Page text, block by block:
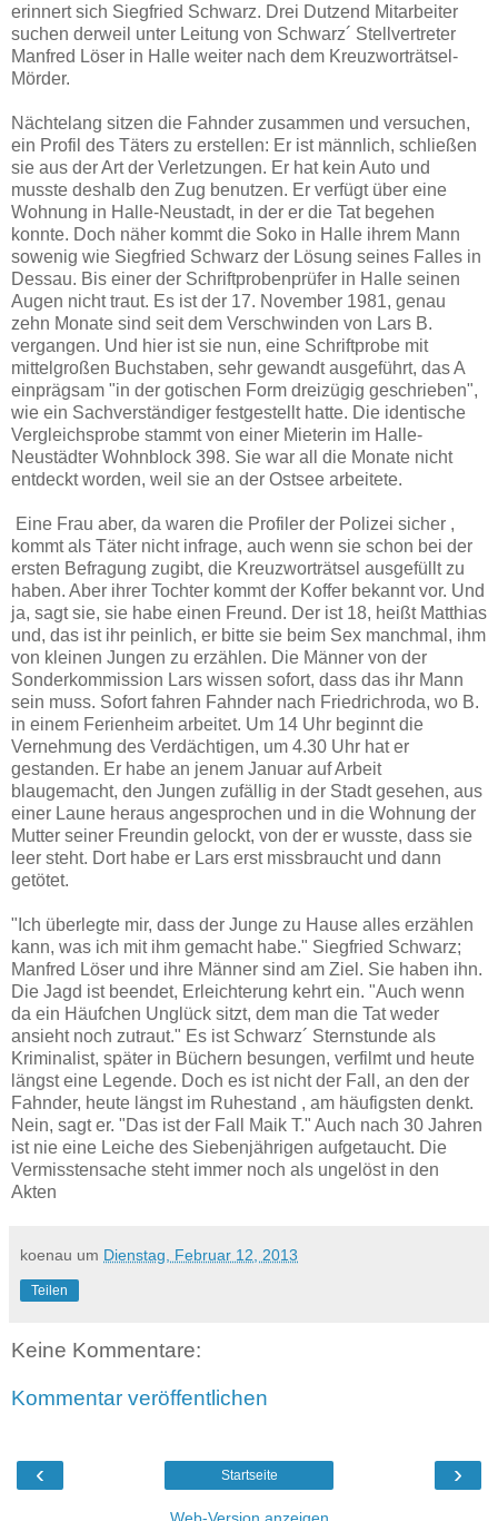
erinnert sich Siegfried Schwarz. Drei Dutzend Mitarbeiter
suchen derweil unter Leitung von Schwarz´ Stellvertreter
Manfred Löser in Halle weiter nach dem Kreuzworträtsel-
Mörder.
Nächtelang sitzen die Fahnder zusammen und versuchen,
ein Profil des Täters zu erstellen: Er ist männlich, schließen
sie aus der Art der Verletzungen. Er hat kein Auto und
musste deshalb den Zug benutzen. Er verfügt über eine
Wohnung in Halle-Neustadt, in der er die Tat begehen
konnte. Doch näher kommt die Soko in Halle ihrem Mann
sowenig wie Siegfried Schwarz der Lösung seines Falles in
Dessau. Bis einer der Schriftprobenprüfer in Halle seinen
Augen nicht traut. Es ist der 17. November 1981, genau
zehn Monate sind seit dem Verschwinden von Lars B.
vergangen. Und hier ist sie nun, eine Schriftprobe mit
mittelgroßen Buchstaben, sehr gewandt ausgeführt, das A
einprägsam "in der gotischen Form dreizügig geschrieben",
wie ein Sachverständiger festgestellt hatte. Die identische
Vergleichsprobe stammt von einer Mieterin im Halle-
Neustädter Wohnblock 398. Sie war all die Monate nicht
entdeckt worden, weil sie an der Ostsee arbeitete.
Eine Frau aber, da waren die Profiler der Polizei sicher ,
kommt als Täter nicht infrage, auch wenn sie schon bei der
ersten Befragung zugibt, die Kreuzworträtsel ausgefüllt zu
haben. Aber ihrer Tochter kommt der Koffer bekannt vor. Und
ja, sagt sie, sie habe einen Freund. Der ist 18, heißt Matthias
und, das ist ihr peinlich, er bitte sie beim Sex manchmal, ihm
von kleinen Jungen zu erzählen. Die Männer von der
Sonderkommission Lars wissen sofort, dass das ihr Mann
sein muss. Sofort fahren Fahnder nach Friedrichroda, wo B.
in einem Ferienheim arbeitet. Um 14 Uhr beginnt die
Vernehmung des Verdächtigen, um 4.30 Uhr hat er
gestanden. Er habe an jenem Januar auf Arbeit
blaugemacht, den Jungen zufällig in der Stadt gesehen, aus
einer Laune heraus angesprochen und in die Wohnung der
Mutter seiner Freundin gelockt, von der er wusste, dass sie
leer steht. Dort habe er Lars erst missbraucht und dann
getötet.
"Ich überlegte mir, dass der Junge zu Hause alles erzählen
kann, was ich mit ihm gemacht habe." Siegfried Schwarz;
Manfred Löser und ihre Männer sind am Ziel. Sie haben ihn.
Die Jagd ist beendet, Erleichterung kehrt ein. "Auch wenn
da ein Häufchen Unglück sitzt, dem man die Tat weder
ansieht noch zutraut." Es ist Schwarz´ Sternstunde als
Kriminalist, später in Büchern besungen, verfilmt und heute
längst eine Legende. Doch es ist nicht der Fall, an den der
Fahnder, heute längst im Ruhestand , am häufigsten denkt.
Nein, sagt er. "Das ist der Fall Maik T." Auch nach 30 Jahren
ist nie eine Leiche des Siebenjährigen aufgetaucht. Die
Vermisstensache steht immer noch als ungelöst in den
Akten
koenau um Dienstag, Februar 12, 2013
Teilen
Keine Kommentare:
Kommentar veröffentlichen
‹ ›
Startseite
Web-Version anzeigen